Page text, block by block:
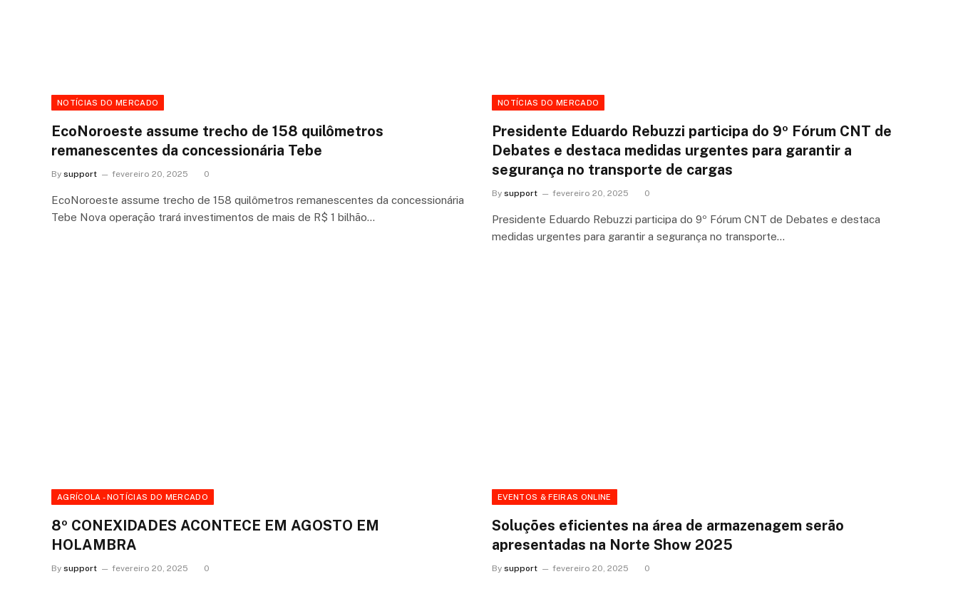
NOTÍCIAS DO MERCADO
EcoNoroeste assume trecho de 158 quilômetros
remanescentes da concessionária Tebe
By support fevereiro 20, 2025 0
EcoNoroeste assume trecho de 158 quilômetros remanescentes da concessionária
Tebe Nova operação trará investimentos de mais de R$ 1 bilhão…
NOTÍCIAS DO MERCADO
Presidente Eduardo Rebuzzi participa do 9º Fórum CNT de
Debates e destaca medidas urgentes para garantir a
segurança no transporte de cargas
By support fevereiro 20, 2025 0
Presidente Eduardo Rebuzzi participa do 9º Fórum CNT de Debates e destaca
medidas urgentes para garantir a segurança no transporte…
AGRÍCOLA - NOTÍCIAS DO MERCADO
8º CONEXIDADES ACONTECE EM AGOSTO EM
HOLAMBRA
By support fevereiro 20, 2025 0
EVENTOS & FEIRAS ONLINE
Soluções eficientes na área de armazenagem serão
apresentadas na Norte Show 2025
By support fevereiro 20, 2025 0